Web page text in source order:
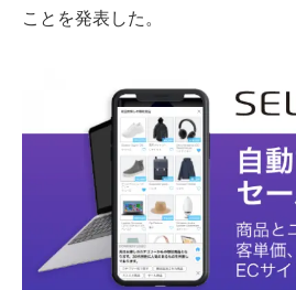
ことを発表した。